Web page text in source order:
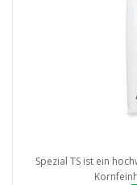
Spezial TS ist ein